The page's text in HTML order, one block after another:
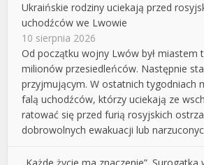
Ukraińskie rodziny uciekają przed
uchodźców we Lwowie
10 sierpnia 2026
Od początku wojny Lwów był miastem
milionów przesiedleńców. Następnie
przyjmującym. W ostatnich tygodniach
falą uchodźców, którzy uciekają ze
ratować się przed furią rosyjskich
dobrowolnych ewakuacji lub